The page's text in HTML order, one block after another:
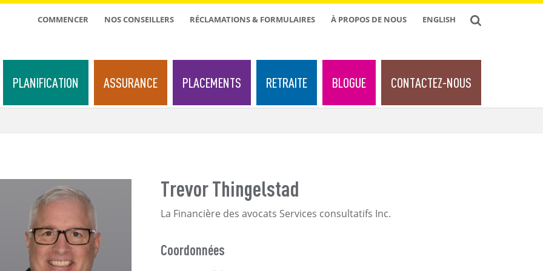
TOP
COMMENCER NOS CONSEILLERS RÉCLAMATIONS & FORMULAIRES À PROPOS DE NOUS ENGLISH
PLANIFICATION ASSURANCE PLACEMENTS RETRAITE BLOGUE CONTACTEZ-NOUS
Trevor Thingelstad
La Financière des avocats Services consultatifs Inc.
Coordonnées